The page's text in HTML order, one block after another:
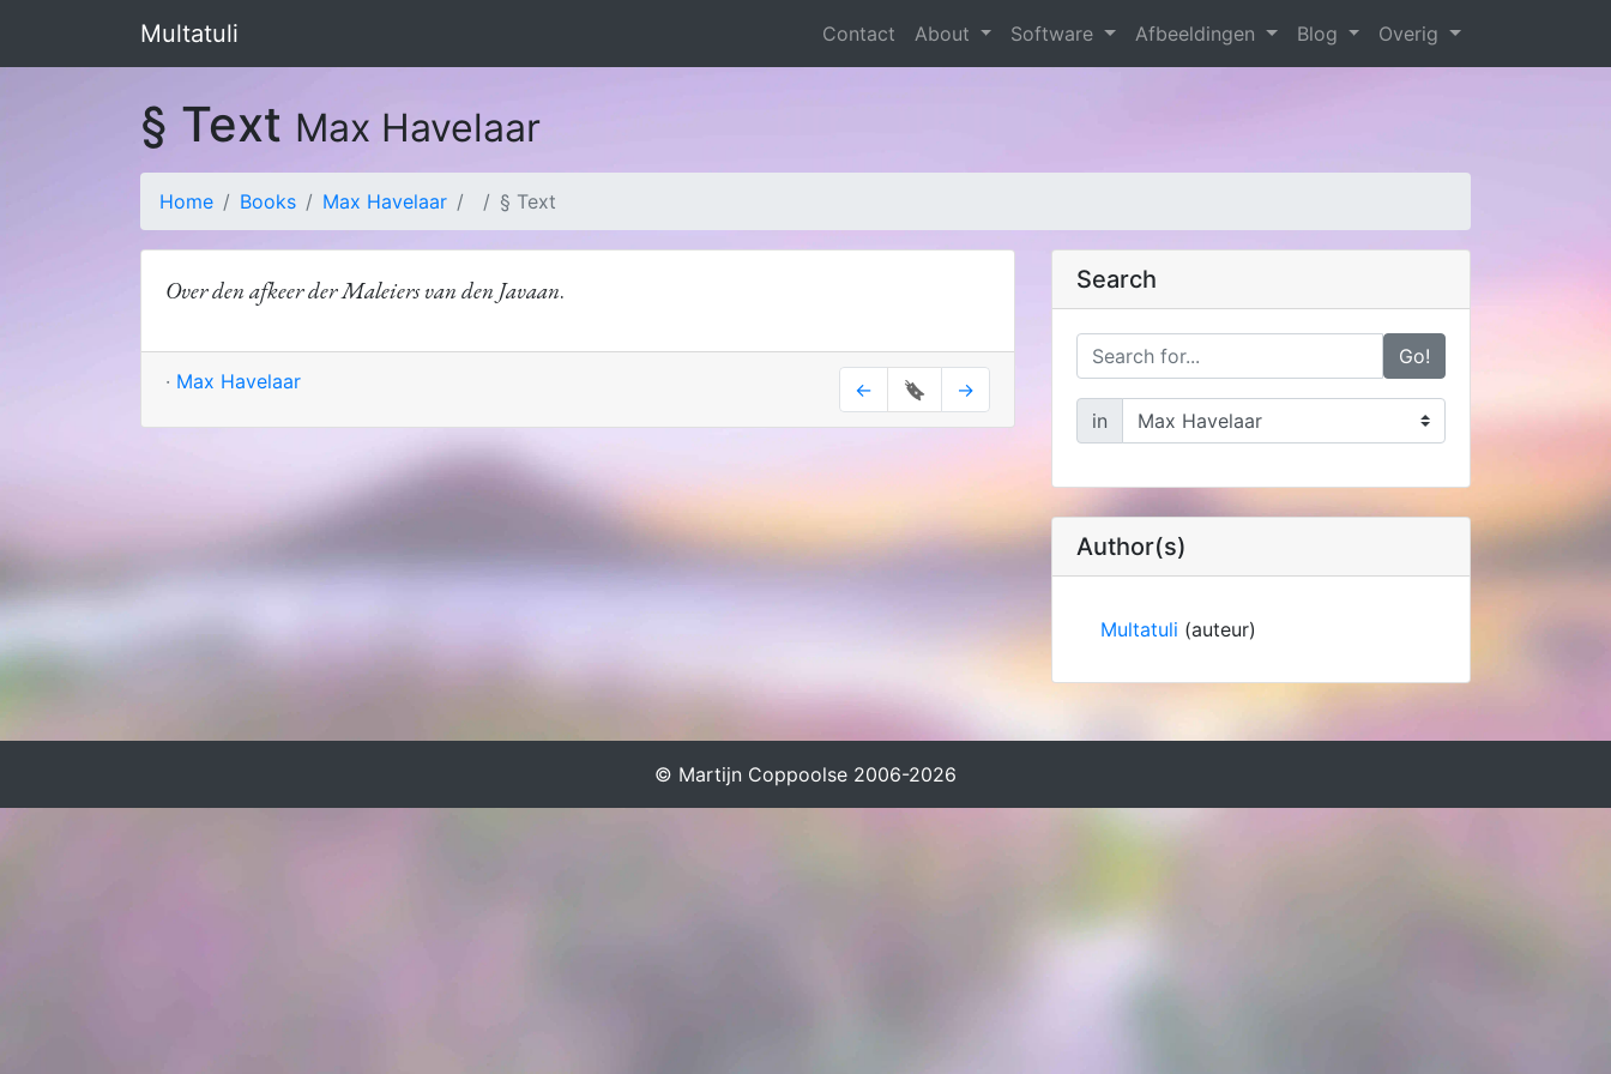
Multatuli Contact About Software Afbeeldingen Blog Overig
§ Text Max Havelaar
Home Books Max Havelaar § Text
Over den afkeer der Maleiers van den Javaan.
· Max Havelaar ← 🔖 →
Search
Go!
in
Author(s)
Multatuli (auteur)
© Martijn Coppoolse 2006-2026